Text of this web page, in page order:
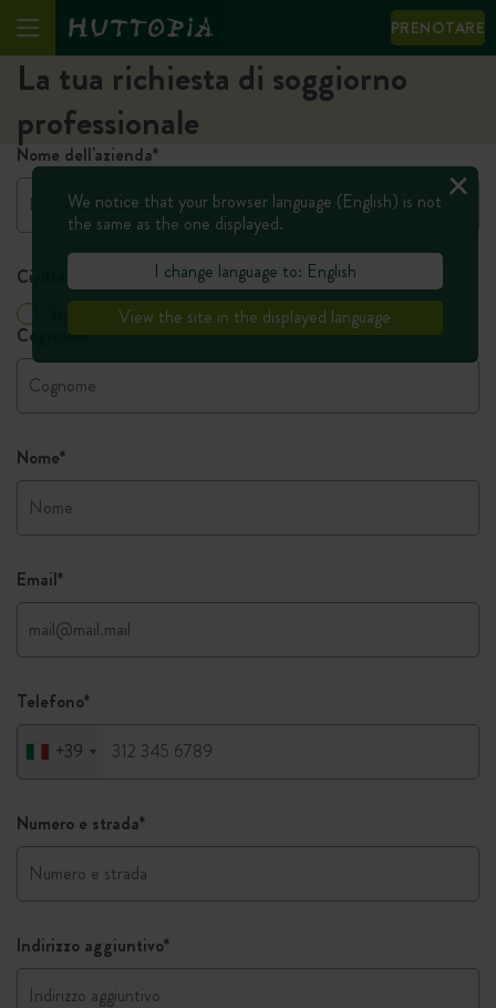
PRENOTARE
La tua richiesta di soggiorno
professionale
Nome dell'azienda*
Civiltà
Signore
Cognome
Nome*
Email*
Telefono*
+39
Numero e strada*
Indirizzo aggiuntivo*
We notice that your browser language (English) is not
the same as the one displayed.
I change language to: English
View the site in the displayed language